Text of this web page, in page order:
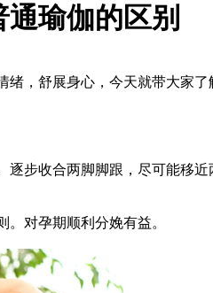
瑜伽的区别
舒展身心，今天就带大家
收合两脚脚跟，尽可能移
对孕期顺利分娩有益。